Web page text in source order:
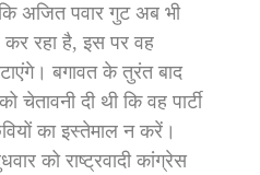
अजित पवार गुट अब भी
कर रहा है, इस पर वह
बगावत के तुरंत बाद
चेतावनी दी थी कि वह पार्टी
का इस्तेमाल न करें।
को राष्ट्रवादी कांग्रेस